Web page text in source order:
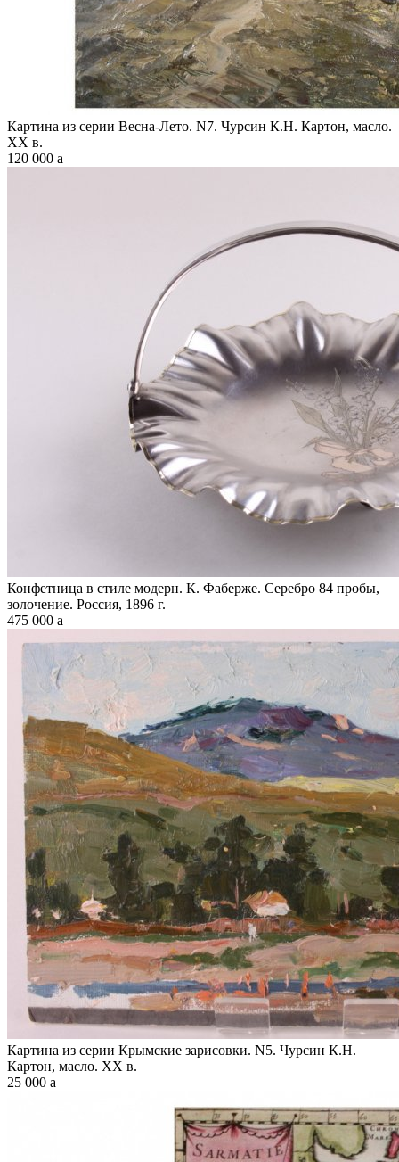
Картина из серии Весна-Лето. N7. Чурсин К.Н. Картон, масло.
XX в.
120 000 a
Конфетница в стиле модерн. К. Фаберже. Серебро 84 пробы,
золочение. Россия, 1896 г.
475 000 a
Картина из серии Крымские зарисовки. N5. Чурсин К.Н.
Картон, масло. XX в.
25 000 a